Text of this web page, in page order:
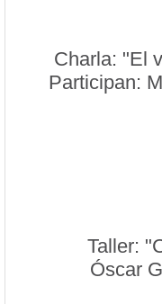
Charla: "El
Participan:
Taller:
Óscar